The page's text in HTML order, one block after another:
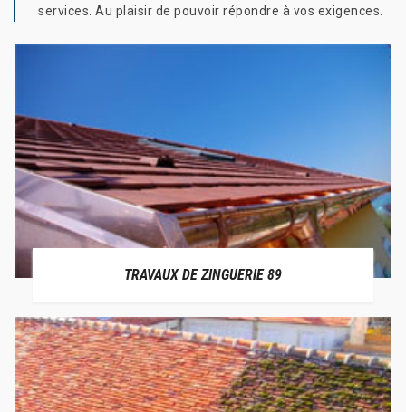
services. Au plaisir de pouvoir répondre à vos exigences.
TRAVAUX DE ZINGUERIE 89